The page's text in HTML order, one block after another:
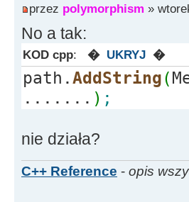
przez polymorphism »
No a tak:
KOD cpp: � UKRYJ �
path.AddString(
....... ) ;
nie działa?
C++ Reference - opis